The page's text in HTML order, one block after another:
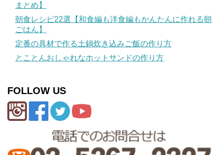
まとめ】
朝食レシピ22選【和食編も洋食編もかんたんに作れる朝
ごはん】
定番の具材で作る土鍋炊き込みご飯の作り方
とことんおしゃれなホットサンドの作り方
FOLLOW US